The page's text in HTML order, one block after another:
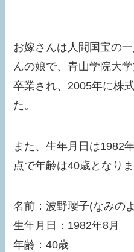
お嫁さんは人間国宝の
んの娘で、青山学院大
卒業され、2005年に株
た。
また、生年月日は1982
点で年齢は40歳となりま
名前：波野瓔子(なみの
生年月日：1982年8月
年齢：40歳